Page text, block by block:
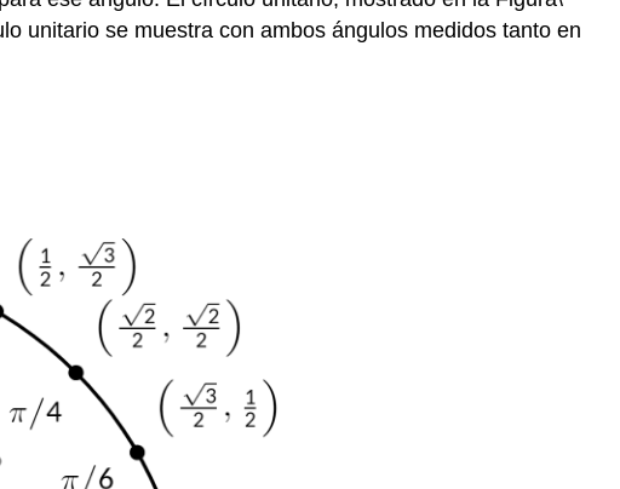
unitario se muestra con ambos ángulos medidos tanto en